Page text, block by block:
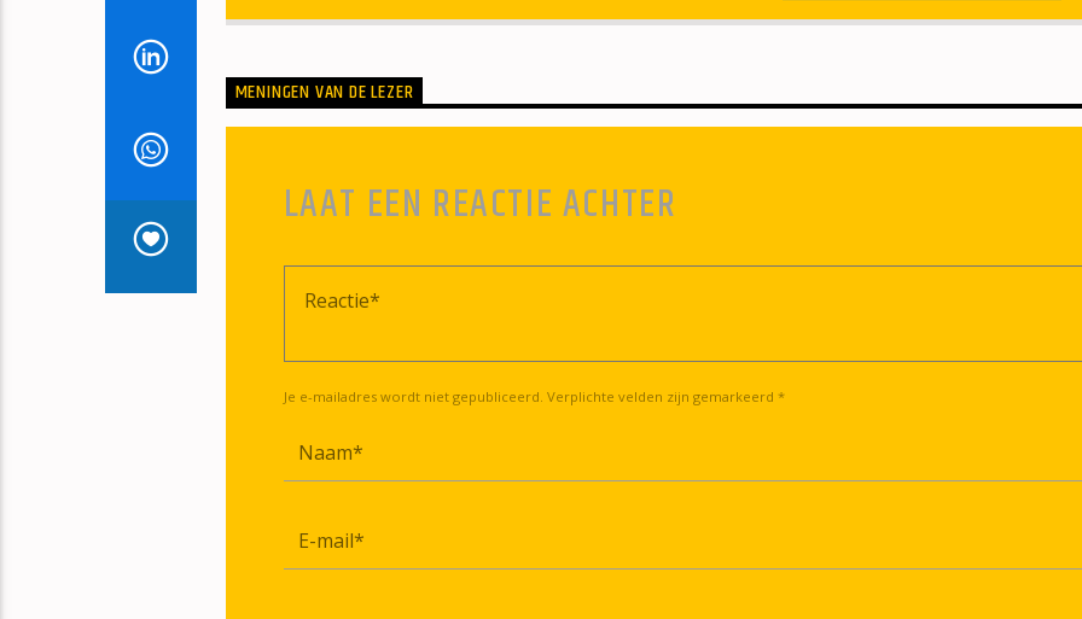
MENINGEN VAN DE LEZER
LAAT EEN REACTIE ACHTER
Je e-mailadres wordt niet gepubliceerd. Verplichte velden zijn gemarkeerd *